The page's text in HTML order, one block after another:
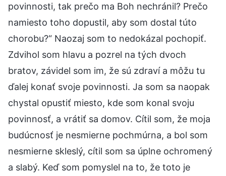
povinnosti, tak prečo ma Boh nechránil? Prečo
namiesto toho dopustil, aby som dostal túto
chorobu?“ Naozaj som to nedokázal pochopiť.
Zdvihol som hlavu a pozrel na tých dvoch
bratov, závidel som im, že sú zdraví a môžu tu
ďalej konať svoje povinnosti. Ja som sa naopak
chystal opustiť miesto, kde som konal svoju
povinnosť, a vrátiť sa domov. Cítil som, že moja
budúcnosť je nesmierne pochmúrna, a bol som
nesmierne skleslý, cítil som sa úplne ochromený
a slabý. Keď som pomyslel na to, že toto je